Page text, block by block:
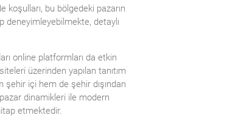
koşulları, bu bölgedeki pazarın
deneyimleyebilmekte, detaylı
online platformları da etkin
üzerinden yapılan tanıtım
içi hem de şehir dışından
dinamikleri ile modern
etmektedir.